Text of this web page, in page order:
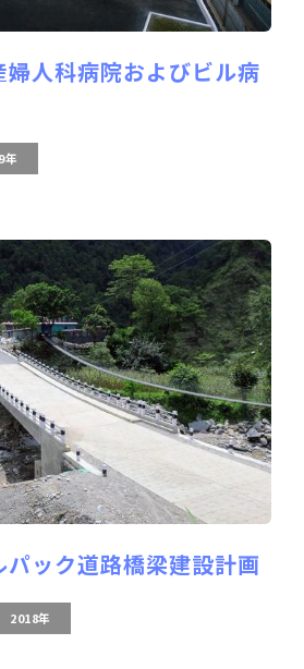
人科病院およびビル病
年
ック道路橋梁建設計画
2018年